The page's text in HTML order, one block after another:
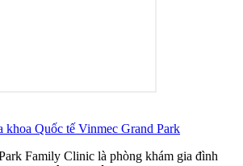
khoa Quốc tế Vinmec Grand Park
Family Clinic là phòng khám gia đình